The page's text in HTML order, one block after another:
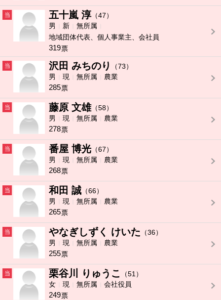
当 五十嵐 淳（47）
男
新
無所属
地域団体代表、個人事業主、会社員
319票
当 沢田 みちのり
（73）
男
現 無所属 農業
285票
当 藤原 文雄（58）
男
現 無所属 農業
278票
当 番屋 博光 （67）
男
現 無所属 農業
268票
当 和田 誠 （66）
男
現 無所属 農業
265票
当 やなぎしずく けいた （36）
男
現 無所属 農業
255票
当 栗谷川 りゅうこ
（51）
女
現 無所属 会社役員
249票